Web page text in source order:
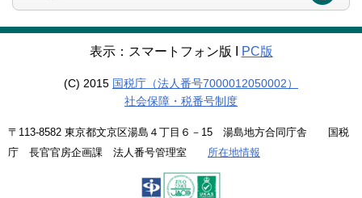
表示：スマートフォン版 Ι PC版
(C) 2015 国税庁（法人番号7000012050002）
社会保障・税番号制度
〒113-8582 東京都文京区湯島４丁目６－15 湯島地方合同庁舎 国税
庁 長官官房企画課 法人番号管理室 所在地情報